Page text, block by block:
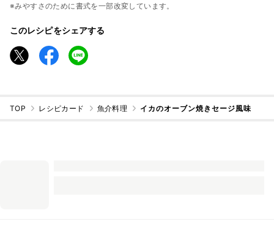
※みやすさのために書式を一部改変しています。
このレシピをシェアする
TOP レシピカード 魚介料理 イカのオーブン焼きセージ風味